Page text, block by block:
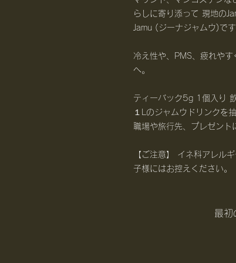
らしに寄り添って 現地の
Jamu (ジーナジャムウ)です
冷え性や、PMS、疲れや
へ。
ティーバック5g 1個入り
１Lのジャムウドリンクを
職場や旅行先、プレゼント
【ご注意】 イネ科アレル
子様にはお控えください。
最初